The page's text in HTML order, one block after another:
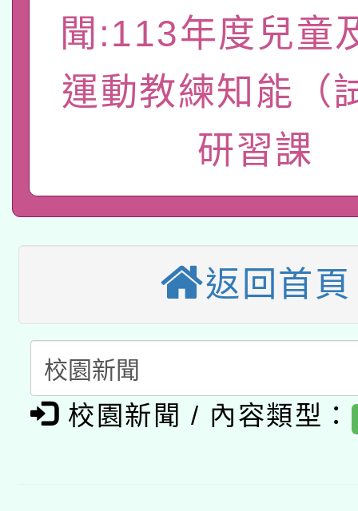
薪期間赴陸應申請許可
轉知經濟部水利署委託
業技術研究院辦理「
用水績優單位及節水達
115年8月22日(星期六
桃園市孔廟祈福系列
開 智慧啟航」
本校115學年度第2次
招甄選結果公告(無人
招)
適應運動共學行動站研
本館辦理115年度閱讀
暨閱讀推動專業研習
科技賦能─人工智慧
礎課程
A3數位素養講師名單
「數位內容與教學軟體
pilot」
有關大陸委員會函釋公
轉知經濟部水利署委託
聞:113年度兒童
運動教練知能（
研習課
返回首頁
校園新聞 / 內容類型：